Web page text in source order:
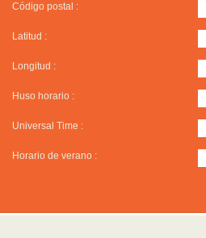
Código postal :
Latitud :
Longitud :
Huso horario :
Universal Time :
Horario de verano :